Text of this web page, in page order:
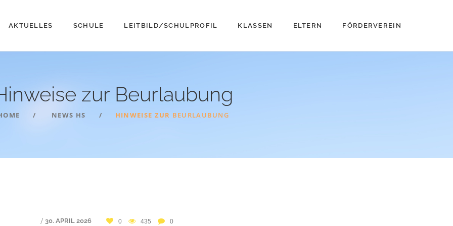
AKTUELLES SCHULE LEITBILD/SCHULPROFIL KLASSEN ELTERN FÖRDERVEREIN
zur Beurlaubung
NEWS HS HINWEISE ZUR BEURLAUBUNG
/ 30. APRIL 2026 0 435 0